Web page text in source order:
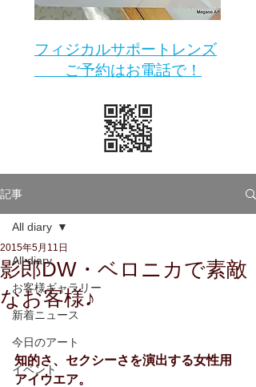
​フィジカルサポートレンズ
ご予約はお電話で！
記事
All diary
お客様ギャラリー
新着ニュース
今日のアート
イベント
All diary
影郎DW・ベロニカで素敵
なお客様♪
2015年5月11日
知的さ、セクシーさを演出する女性用
アイウエア。